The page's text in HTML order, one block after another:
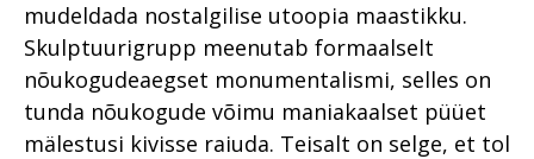
mudeldada nostalgilise utoopia maastikku.
Skulptuurigrupp meenutab formaalselt
nõukogudeaegset monumentalismi, selles on
tunda nõukogude võimu maniakaalset püüet
mälestusi kivisse raiuda. Teisalt on selge, et tol